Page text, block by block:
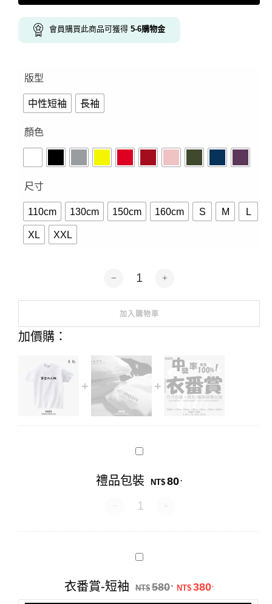
會員購買此商品可獲得 5-6購物金
版型
中性短袖 長袖
顏色
尺寸
110cm 130cm 150cm 160cm S M L
XL XXL
架空の人物-短袖.長袖10色 數量
加入購物車
Alternative:
加價購：
禮
裝
禮品包裝 NT$ 80.
禮品包裝 數量
衣
短
袖
衣番賞-短袖 NT$ 580. 原始價格：
NT$ 380.目前價格